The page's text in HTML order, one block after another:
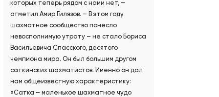
которых теперь рядом с нами нет, –
отметил Амир Гилязов. – В этом году
шахматное сообщество понесло
невосполнимую утрату – не стало Бориса
Васильевича Спасского, десятого
чемпиона мира. Он был большим другом
саткинских шахматистов. Именно он дал
нам общеизвестную характеристику:
«Сатка – маленькое шахматное чудо